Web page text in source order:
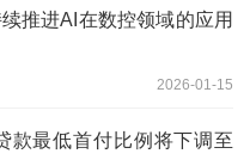
推进AI在数控领域的应用
2026-01-15
款最低首付比例将下调至